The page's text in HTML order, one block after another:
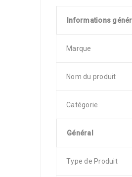
Informations
Marque
Nom du produit
Catégorie
Général
Type de Produit